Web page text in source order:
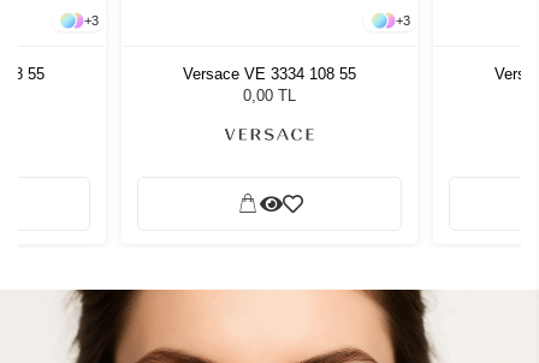
+3
55
+3
Versace VE 3334 108 55
0,00 TL